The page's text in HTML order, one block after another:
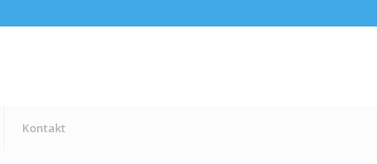
Kontakt